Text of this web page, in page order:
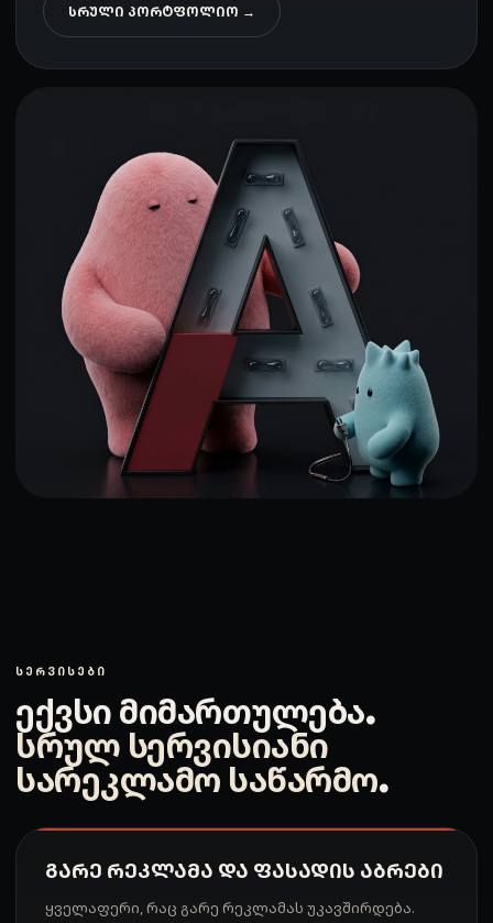
ᲡᲠᲣᲚᲘ ᲞᲝᲠᲢᲤᲝᲚᲘᲝ →
ᲡᲔᲠᲕᲘᲡᲔᲑᲘ
ექვსი მიმართულება.
სრულ სერვისიანი
სარეკლამო საწარმო.
ᲒᲐᲠᲔ ᲠᲔᲙᲚᲐᲛᲐ ᲓᲐ ᲤᲐᲡᲐᲓᲘᲡ ᲐᲑᲠᲔᲑᲘ
ყველაფერი, რაც გარე რეკლამას უკავშირდება.